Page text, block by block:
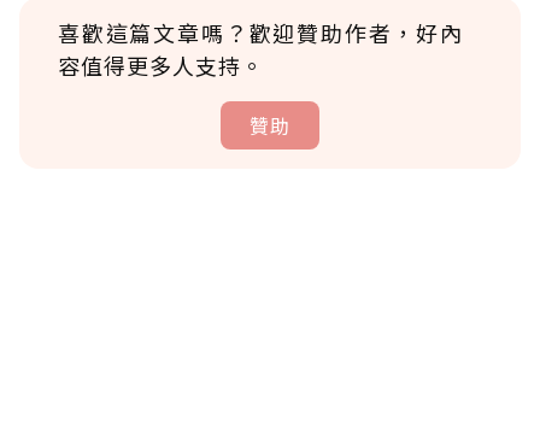
喜歡這篇文章嗎？歡迎贊助作者，好內
容值得更多人支持。
贊助